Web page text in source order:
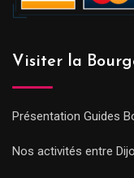
Visiter la
Présentation Guides
Nos activités entre